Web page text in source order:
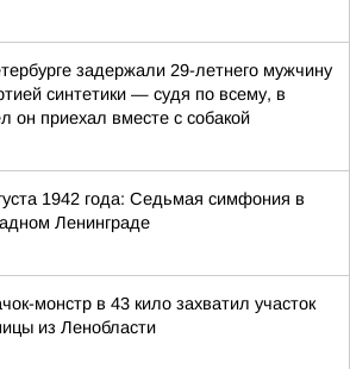
задержали 29-летнего мужчину
синтетики — судя по всему, в
он приехал вместе с собакой
1942 года: Седьмая симфония в
Ленинграде
монстр в 43 кило захватил участок
из Ленобласти